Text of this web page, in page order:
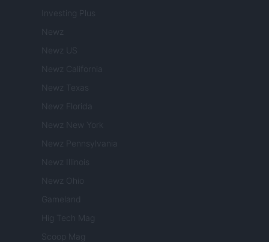
Investing Plus
Newz
Newz US
Newz California
Newz Texas
Newz Florida
Newz New York
Newz Pennsylvania
Newz Illinois
Newz Ohio
Gameland
Hig Tech Mag
Scoop Mag